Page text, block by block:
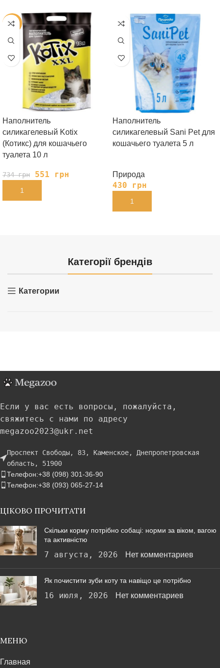
-25%
Наполнитель
силикагелевый Kotix
(Котикс) для кошачьего
туалета 10 л
734грн 551 грн
В КОРЗИНУ
Наполнитель
силикагелевый Sani Pet для
кошачьего туалета 5 л
Природа
430 грн
В КОРЗИНУ
Категорії брендів
Категории
Если у вас есть вопросы, пожалуйста,
свяжитесь с нами по адресу
megazoo2023@ukr.net
Проспект Свободы, 83, Каменское, Днепропетровская
область, 51900
Телефон:+38 (098) 301-36-90
Телефон:+38 (093) 065-27-14
ЦІКОВО ПРОЧИТАТИ
Скільки корму потрібно собаці: норми за віком, вагою
та активністю
7 августа, 2026 Нет комментариев
Як почистити зуби коту та навіщо це потрібно
16 июля, 2026 Нет комментариев
МЕНЮ
Главная